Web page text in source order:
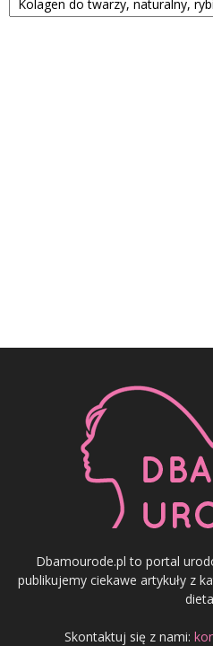
Dbamourode.pl to portal
publikujemy ciekawe artykuły z
Skontaktuj się z nami: